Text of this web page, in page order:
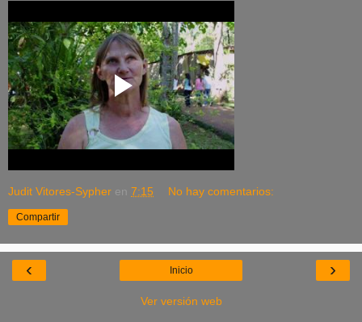
Judit Vitores-Sypher en 7:15 No hay comentarios:
Compartir
‹ ›
Inicio
Ver versión web